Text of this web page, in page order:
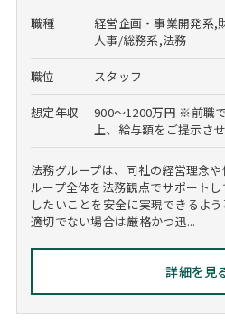
職種
経営企画・事業開発系,
人事/総務系,法務
職位 スタッフ
想定年収
900～1200万円 ※前職
上、給与額をご提示さ
法務グループは、同社の経営理念
ループ全体を法務観点でサポート
したいことを安全に実現できるよ
適切でない場合は厳格かつ迅...
詳細を見